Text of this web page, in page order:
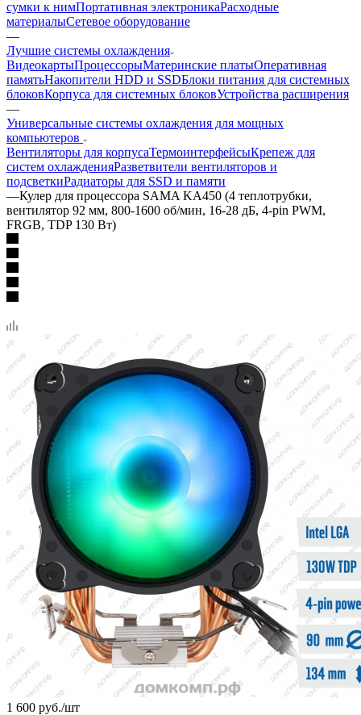
сумки к нимПортативная электроникаРасходные
материалыСетевое оборудование
—
Лучшие системы охлаждения
ВидеокартыПроцессорыМатеринские платыОперативная
памятьНакопители HDD и SSDБлоки питания для системных
блоковКорпуса для системных блоковУстройства расширения
—
Универсальные системы охлаждения для мощных
компьютеров
Вентиляторы для корпусаТермоинтерфейсыКрепеж для
систем охлажденияРазветвители вентиляторов и
подсветкиРадиаторы для SSD и памяти
—Кулер для процессора SAMA KA450 (4 теплотрубки,
вентилятор 92 мм, 800-1600 об/мин, 16-28 дБ, 4-pin PWM,
FRGB, TDP 130 Вт)
1 600 руб./шт